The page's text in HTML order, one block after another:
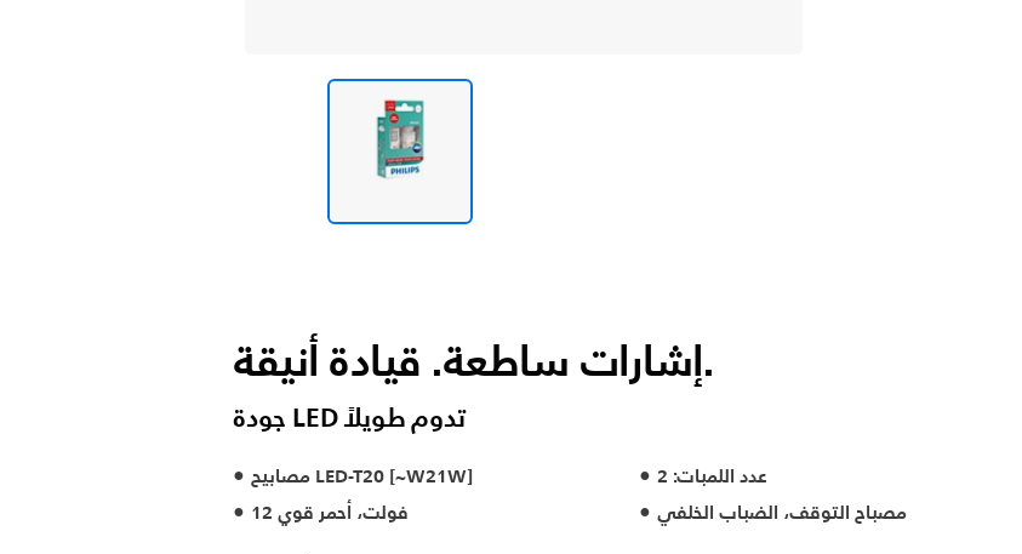
إشارات ساطعة. قيادة أنيقة.
جودة LED تدوم طويلاً
مصابيح LED-T20‏ [~W21W]
عدد اللمبات: 2
12 فولت، أحمر قوي
مصباح التوقف، الضباب الخلفي